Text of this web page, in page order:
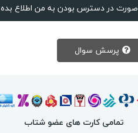
در دسترس بودن به من اطلاع بده
تمامی کارت های عضو شتاب